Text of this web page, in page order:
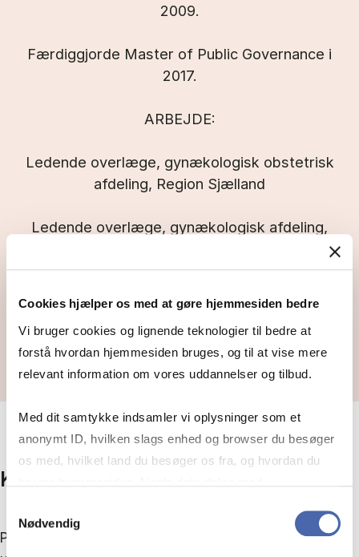
Cookies hjælper os med at gøre hjemmesiden bedre
Vi bruger cookies og lignende teknologier til bedre at
forstå hvordan hjemmesiden bruges, og til at vise mere
relevant information om vores uddannelser og tilbud.
Med dit samtykke indsamler vi oplysninger som et
anonymt ID, hvilken slags enhed og browser du besøger
os med, hvilket land du besøger os fra, og hvordan du
markedsføring. Du bestemmer selv - og kan altid trække
Nødvendig
2009.
Færdiggjorde Master of Public Governance i
2017.
ARBEJDE:
Ledende overlæge, gynækologisk obstetrisk
afdeling, Region Sjælland
Ledende overlæge, gynækologisk afdeling,
og fødsler, Rigshospitalet
Kaspers uddannelsesforløb
På MPG har du frihed til selv at sammensætte din